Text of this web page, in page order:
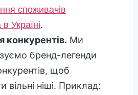
споживачів
Україні.
конкурентів. Ми
бренд-легенди
щоб
вільні ніші. Приклад: